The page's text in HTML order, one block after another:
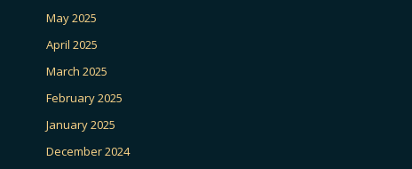
May 2025
April 2025
March 2025
February 2025
January 2025
December 2024